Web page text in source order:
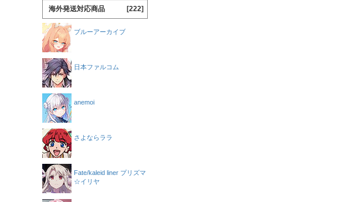
海外発送対応商品 [222]
ブルーアーカイブ
日本ファルコム
anemoi
さよならララ
Fate/kaleid liner プリズマ
☆イリヤ